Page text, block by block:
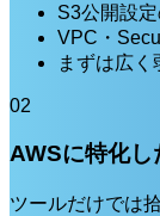
S3公開設
VPC・
まずは広く
02
AWSに特化し
ツールだけでは